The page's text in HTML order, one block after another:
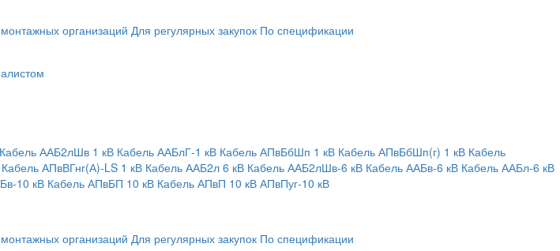
организаций Для регулярных закупок По спецификации
Кабель ААБ2лШв 1 кВ Кабель ААБлГ-1 кВ Кабель АПвБбШп 1 кВ Кабель АПвБбШп(г) 1 кВ Кабель
Кабель АПвВГнг(А)-LS 1 кВ Кабель ААБ2л 6 кВ Кабель ААБ2лШв-6 кВ Кабель ААБв-6 кВ Кабель ААБл-6 кВ
10 кВ Кабель АПвБП 10 кВ Кабель АПвП 10 кВ АПвПуг-10 кВ
организаций Для регулярных закупок По спецификации